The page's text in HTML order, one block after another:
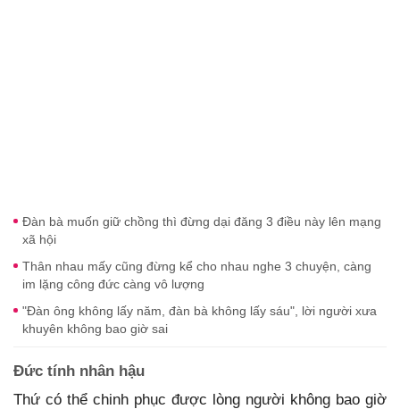
Đàn bà muốn giữ chồng thì đừng dại đăng 3 điều này lên mạng
xã hội
Thân nhau mấy cũng đừng kể cho nhau nghe 3 chuyện, càng
im lặng công đức càng vô lượng
"Đàn ông không lấy năm, đàn bà không lấy sáu", lời người xưa
khuyên không bao giờ sai
Đức tính nhân hậu
Thứ có thể chinh phục được lòng người không bao giờ